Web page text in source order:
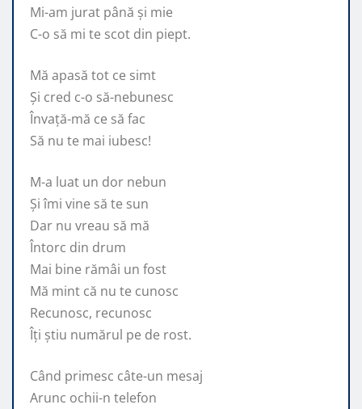
Mi-am jurat până și mie
C-o să mi te scot din piept.
Mă apasă tot ce simt
Și cred c-o să-nebunesc
Învață-mă ce să fac
Să nu te mai iubesc!
M-a luat un dor nebun
Și îmi vine să te sun
Dar nu vreau să mă
Întorc din drum
Mai bine rămâi un fost
Mă mint că nu te cunosc
Recunosc, recunosc
Îți știu numărul pe de rost.
Când primesc câte-un mesaj
Arunc ochii-n telefon